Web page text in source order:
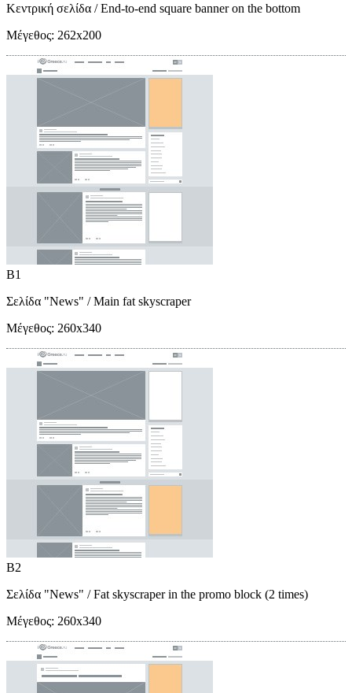
Κεντρική σελίδα / End-to-end square banner on the bottom
Μέγεθος: 262x200
B1
Σελίδα "News" / Main fat skyscraper
Μέγεθος: 260x340
B2
Σελίδα "News" / Fat skyscraper in the promo block (2 times)
Μέγεθος: 260x340